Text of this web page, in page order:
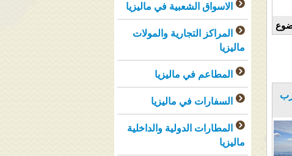
الاسواق الشعبية في ماليزيا
المراكز التجارية والمولات
ماليزيا
المطاعم في ماليزيا
السفارات في ماليزيا
المطارات الدولية والداخلية
ماليزيا